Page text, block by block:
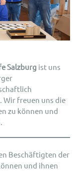
Salzburg ist uns
Wir freuen uns die
zu können und
Beschäftigten der
und ihnen